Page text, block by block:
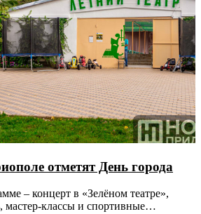
отметят День города
– концерт в «Зелёном театре»,
мастер-классы и спортивные